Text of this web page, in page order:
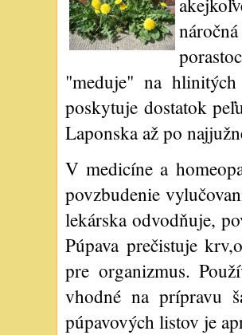
"meduje" na
poskytuje dostatok
Laponska až po
V medicíne a
povzbudenie
lekárska odvodňuje,
Púpava prečistuje
pre organizmus.
vhodné na prípravu
púpavových listov je